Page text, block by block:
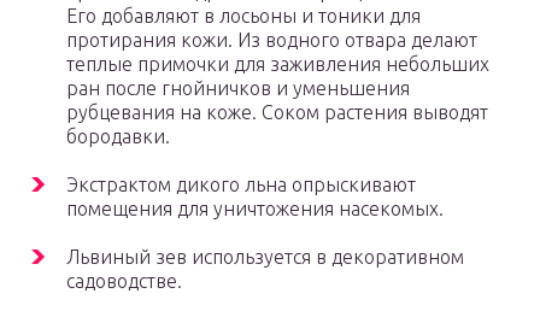
Его добавляют в лосьоны и тоники для
протирания кожи. Из водного отвара делают
теплые примочки для заживления небольших
ран после гнойничков и уменьшения
рубцевания на коже. Соком растения выводят
бородавки.
Экстрактом дикого льна опрыскивают
помещения для уничтожения насекомых.
Львиный зев используется в декоративном
садоводстве.